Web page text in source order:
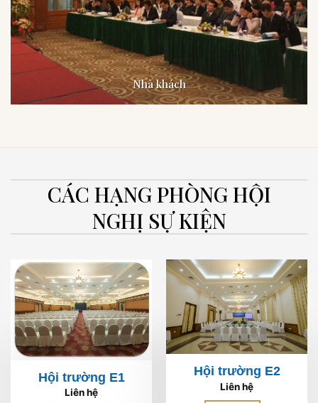
Nhà khách
CÁC HẠNG PHÒNG HỘI
NGHỊ SỰ KIỆN
Hội trường E1
Liên hệ
Hội trường E2
Liên hệ